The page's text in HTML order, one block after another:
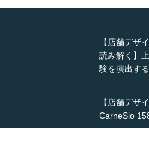
【店舗デザ
読み解く】
験を演出す
【店舗デザ
CarneSio